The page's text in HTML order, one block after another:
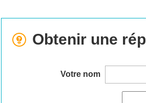
Obtenir une
Votre nom